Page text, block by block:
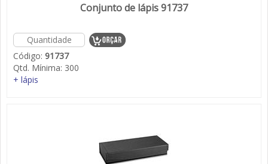
Conjunto de lápis 91737
Código: 91737
Qtd. Mínima: 300
+ lápis